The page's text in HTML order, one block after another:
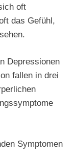
oft
das Gefühl,
Depressionen
fallen in drei
Symptomen